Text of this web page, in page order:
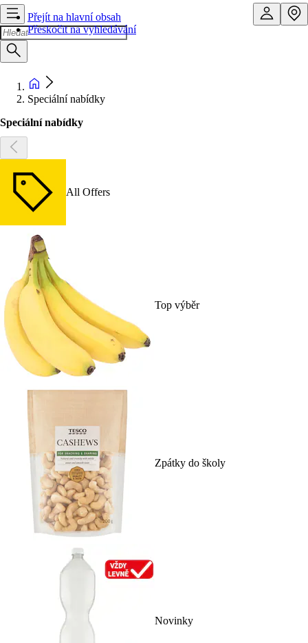
Přejít na hlavní obsah
Přeskočit na vyhledávání
Speciální nabídky
Speciální nabídky
All Offers
Top výběr
Zpátky do školy
Novinky